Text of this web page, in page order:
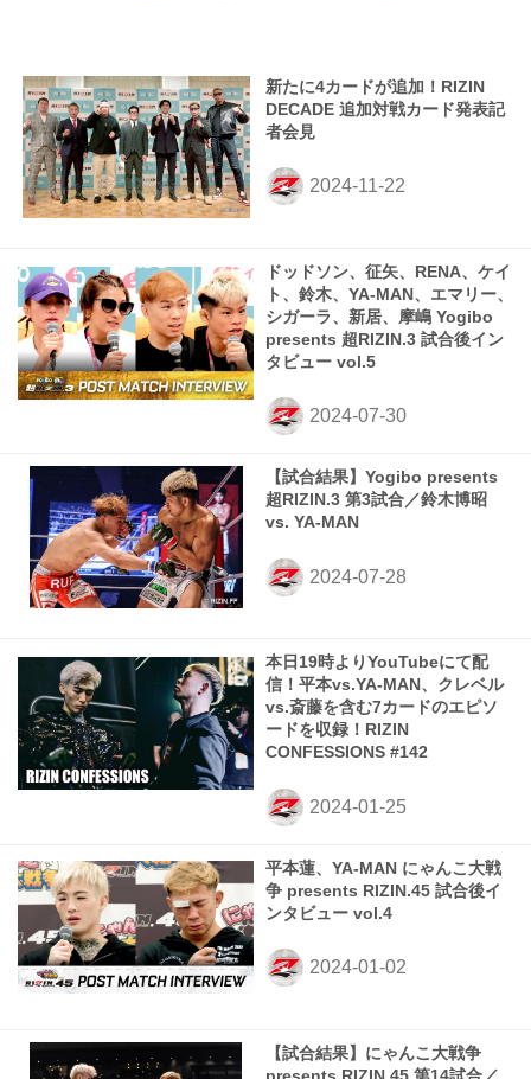
新たに4カードが追加！RIZIN
DECADE 追加対戦カード発表記
者会見
ドッドソン、征矢、RENA、ケイ
ト、鈴木、YA-MAN、エマリー、
シガーラ、新居、摩嶋 Yogibo
presents 超RIZIN.3 試合後イン
タビュー vol.5
【試合結果】Yogibo presents
超RIZIN.3 第3試合／鈴木博昭
vs. YA-MAN
本日19時よりYouTubeにて配
信！平本vs.YA-MAN、クレベル
vs.斎藤を含む7カードのエピソ
ードを収録！RIZIN
CONFESSIONS #142
平本蓮、YA-MAN にゃんこ大戦
争 presents RIZIN.45 試合後イ
ンタビュー vol.4
【試合結果】にゃんこ大戦争